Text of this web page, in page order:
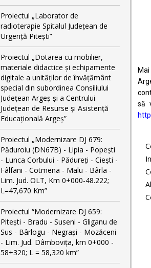
Proiectul „Laborator de
radioterapie Spitalul Județean de
Urgență Pitești”
Proiectul „Dotarea cu mobilier,
materiale didactice și echipamente
digitale a unităților de învățământ
special din subordinea Consiliului
Județean Argeș și a Centrului
Județean de Resurse și Asistență
Educațională Argeș”
Proiectul „Modernizare DJ 679:
Păduroiu (DN67B) - Lipia - Popești
- Lunca Corbului - Pădureți - Ciești -
Fâlfani - Cotmena - Malu - Bârla -
Lim. Jud. OLT, Km 0+000-48.222;
L=47,670 Km”
Proiectul “Modernizare DJ 659:
Pitești - Bradu - Suseni - Gliganu de
Sus - Bârlogu - Negrași - Mozăceni
- Lim. Jud. Dâmbovița, km 0+000 -
58+320; L = 58,320 km”
să